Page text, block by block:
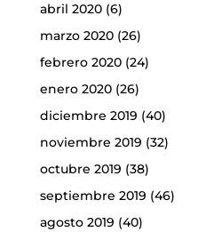
abril 2020(6)
marzo 2020(26)
febrero 2020(24)
enero 2020(26)
diciembre 2019 (40)
noviembre 2019 (32)
octubre 2019 (38)
septiembre 2019 (46)
agosto 2019 (40)